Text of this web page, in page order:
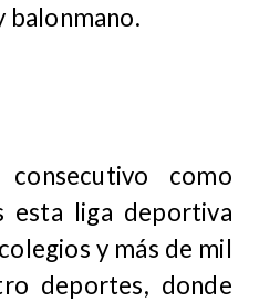
balonmano.
como
esta liga deportiva
y más de mil
deportes, donde